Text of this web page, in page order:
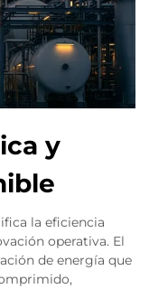
y
la eficiencia
operativa. El
de energía que